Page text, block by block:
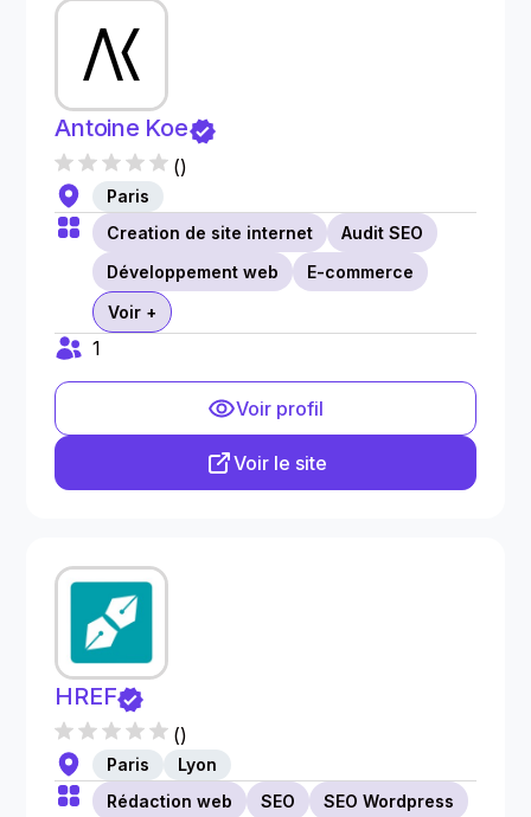
Antoine Koe
()
Paris
Creation de site internet
Audit SEO
Développement web
E-commerce
Voir +
1
Voir profil
Voir le site
HREF
()
Paris
Lyon
Rédaction web
SEO
SEO Wordpress